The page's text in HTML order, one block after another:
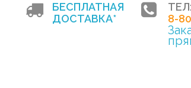
БЕСПЛАТНАЯ
ДОСТАВКА*
ТЕЛ:
8-